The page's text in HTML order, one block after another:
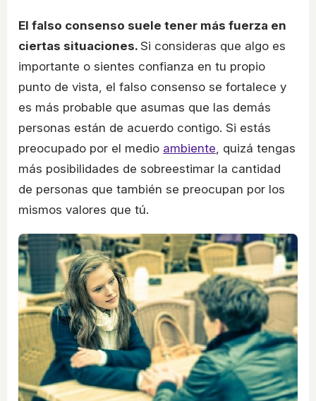
El falso consenso suele tener más fuerza en
ciertas situaciones. Si consideras que algo es
importante o sientes confianza en tu propio
punto de vista, el falso consenso se fortalece y
es más probable que asumas que las demás
personas están de acuerdo contigo. Si estás
preocupado por el medio ambiente , quizá tengas
más posibilidades de sobreestimar la cantidad
de personas que también se preocupan por los
mismos valores que tú.